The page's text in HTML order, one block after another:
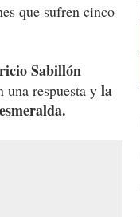
que sufren cinco
Sabillón
una respuesta y la